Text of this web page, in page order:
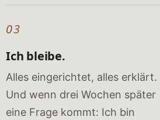
03
Ich bleibe.
Alles eingerichtet, alles erklärt.
Und wenn drei Wochen später
eine Frage kommt: Ich bin